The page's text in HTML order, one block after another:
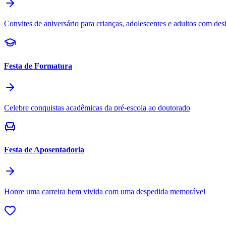
Convites de aniversário para crianças, adolescentes e adultos com
Festa de Formatura
Celebre conquistas acadêmicas da pré-escola ao doutorado
Festa de Aposentadoria
Honre uma carreira bem vivida com uma despedida memorável